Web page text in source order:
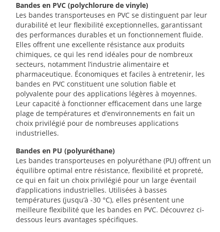
Bandes en PVC (polychlorure de vinyle)
Les bandes transporteuses en PVC se distinguent par leur
durabilité et leur flexibilité exceptionnelles, garantissant
des performances durables et un fonctionnement fluide.
Elles offrent une excellente résistance aux produits
chimiques, ce qui les rend idéales pour de nombreux
secteurs, notamment l’industrie alimentaire et
pharmaceutique. Économiques et faciles à entretenir, les
bandes en PVC constituent une solution fiable et
polyvalente pour des applications légères à moyennes.
Leur capacité à fonctionner efficacement dans une large
plage de températures et d’environnements en fait un
choix privilégié pour de nombreuses applications
industrielles.
Bandes en PU (polyuréthane)
Les bandes transporteuses en polyuréthane (PU) offrent un
équilibre optimal entre résistance, flexibilité et propreté,
ce qui en fait un choix privilégié pour un large éventail
d’applications industrielles. Utilisées à basses
températures (jusqu’à -30 °C), elles présentent une
meilleure flexibilité que les bandes en PVC. Découvrez ci-
dessous leurs avantages spécifiques.